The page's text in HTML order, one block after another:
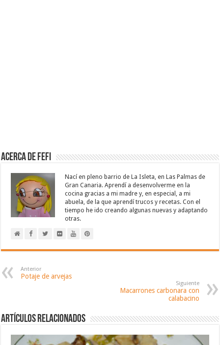
Acerca de Fefi
Nací en pleno barrio de La Isleta, en Las Palmas de
Gran Canaria. Aprendí a desenvolverme en la
cocina gracias a mi madre y, en especial, a mi
abuela, de la que aprendí trucos y recetas. Con el
tiempo he ido creando algunas nuevas y adaptando
otras.
Anterior
Potaje de arvejas
Siguiente
Macarrones carbonara con
calabacino
Artículos relacionados